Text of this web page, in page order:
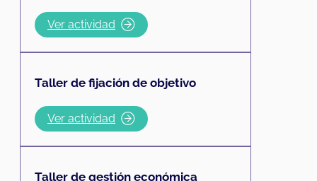
Ver actividad
Taller de fijación de objetivo
Ver actividad
Taller de gestión económica